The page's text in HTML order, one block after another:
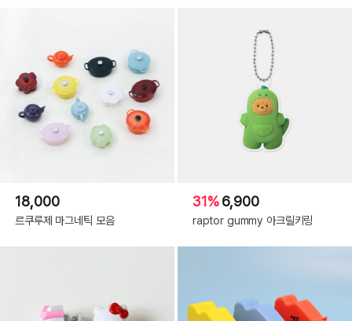
18,000
르쿠루제 마그네틱 모음
31%6,900
raptor gummy 아크릴키링